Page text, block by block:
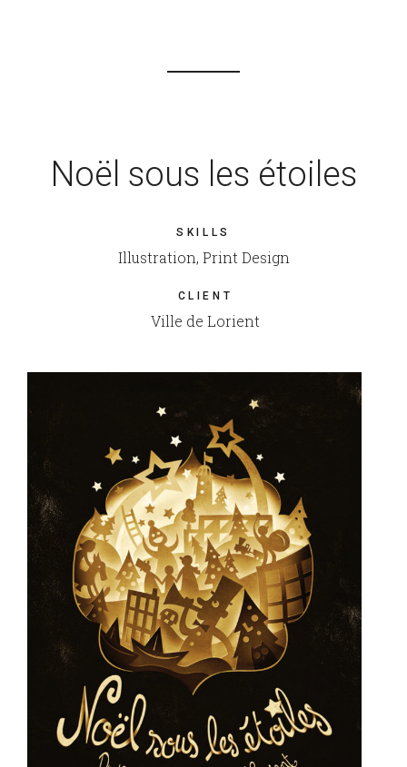
Noël sous les étoiles
SKILLS
Illustration, Print Design
CLIENT
Ville de Lorient